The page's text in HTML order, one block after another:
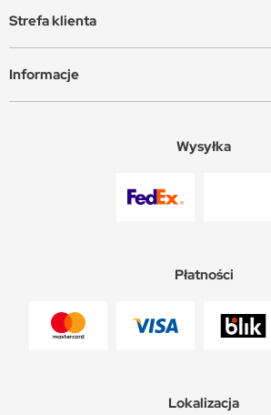
Strefa klienta
Informacje
Wysyłka
Płatności
Lokalizacja